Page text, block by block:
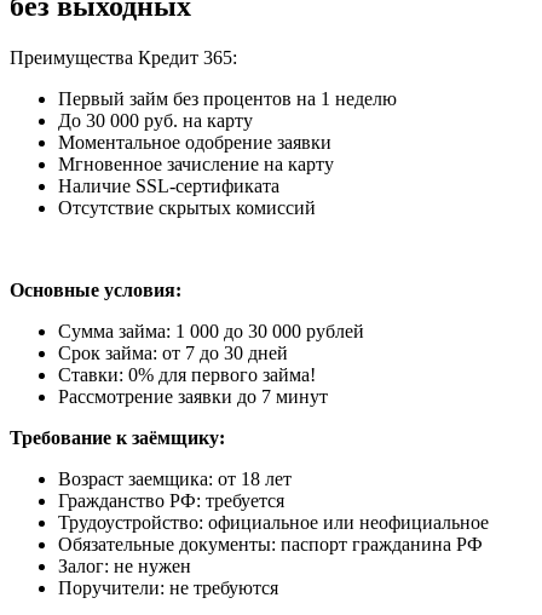
Преимущества Кредит 365:
Первый займ без процентов на 1 неделю
До 30 000 руб. на карту
Моментальное одобрение заявки
Мгновенное зачисление на карту
Наличие SSL-сертификата
Отсутствие скрытых комиссий
Основные условия:
Сумма займа: 1 000 до 30 000 рублей
Срок займа: от 7 до 30 дней
Ставки: 0% для первого займа!
Рассмотрение заявки до 7 минут
Требование к заёмщику:
Возраст заемщика: от 18 лет
Гражданство РФ: требуется
Трудоустройство: официальное или неофициальное
Обязательные документы: паспорт гражданина РФ
Залог: не нужен
Поручители: не требуются